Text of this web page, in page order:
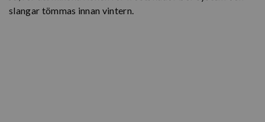
slangar tömmas innan vintern.